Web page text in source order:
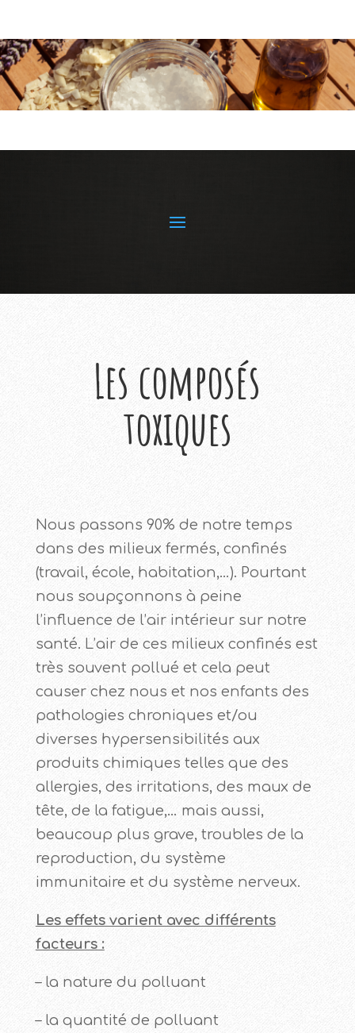
Les composés
toxiques
Nous passons 90% de notre temps
dans des milieux fermés, confinés
(travail, école, habitation,…). Pourtant
nous soupçonnons à peine
l’influence de l’air intérieur sur notre
santé. L’air de ces milieux confinés est
très souvent pollué et cela peut
causer chez nous et nos enfants des
pathologies chroniques et/ou
diverses hypersensibilités aux
produits chimiques telles que des
allergies, des irritations, des maux de
tête, de la fatigue,… mais aussi,
beaucoup plus grave, troubles de la
reproduction, du système
immunitaire et du système nerveux.
Les effets varient avec différents
facteurs :
– la nature du polluant
– la quantité de polluant